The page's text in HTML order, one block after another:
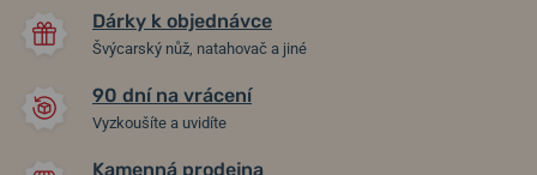
Dárky k objednávce
Švýcarský nůž, natahovač a jiné
90 dní na vrácení
Vyzkoušíte a uvidíte
Kamenná prodejna